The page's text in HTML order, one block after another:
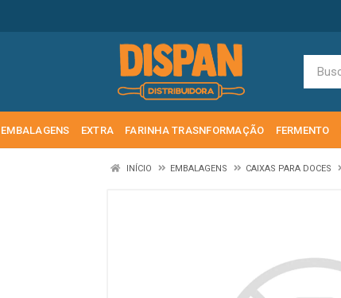
EMBALAGENS EXTRA FARINHA TRASNFORMAÇÃO FERMENTO
INÍCIO EMBALAGENS CAIXAS PARA DOCES